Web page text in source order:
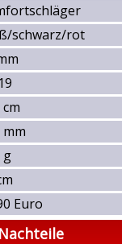
schwarz/rot
mm
g
Euro
Nachteile